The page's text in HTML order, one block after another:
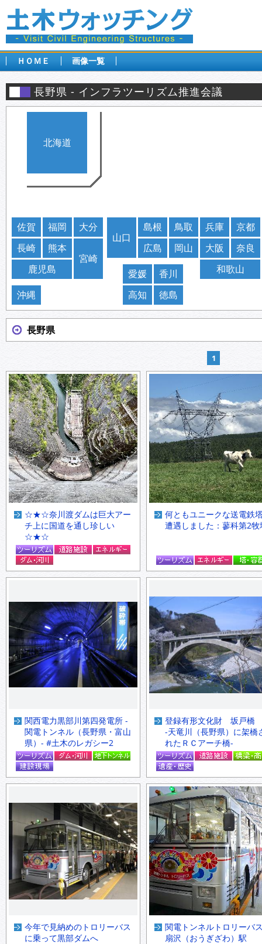
ＨＯＭＥ 画像一覧
長野県 インフラツーリズム推進会議
北海道
京都
奈良
兵庫
大阪
和歌山
鳥取
岡山
島根
広島
山口
香川
愛媛
徳島
高知
大分
宮崎
福岡
熊本
佐賀
長崎
鹿児島
沖縄
長野県
1
☆★☆奈川渡ダムは巨大アー
チ上に国道を通し珍しい
☆★☆
何ともユニークな送電鉄
遭遇しました：蓼科第2牧
関西電力黒部川第四発電所 -
関電トンネル（長野県・富山
県）- #土木のレガシー2
登録有形文化財 坂戸橋
-天竜川（長野県）に架橋
れたＲＣアーチ橋-
今年で見納めのトロリーバス
に乗って黒部ダムへ
関電トンネルトロリー
扇沢（おうぎざわ）駅